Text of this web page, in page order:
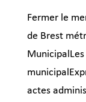
Fermer le
de Brest
MunicipalLes
actes